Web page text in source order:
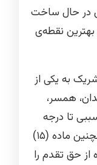
در حال ساخت
بهترین نقطه‌ی
به یکی از
همسر،
تا درجه
دوم) واگذار شود، برقرار نیست. همچنین ماده (۱۵)
از حق تقدم را